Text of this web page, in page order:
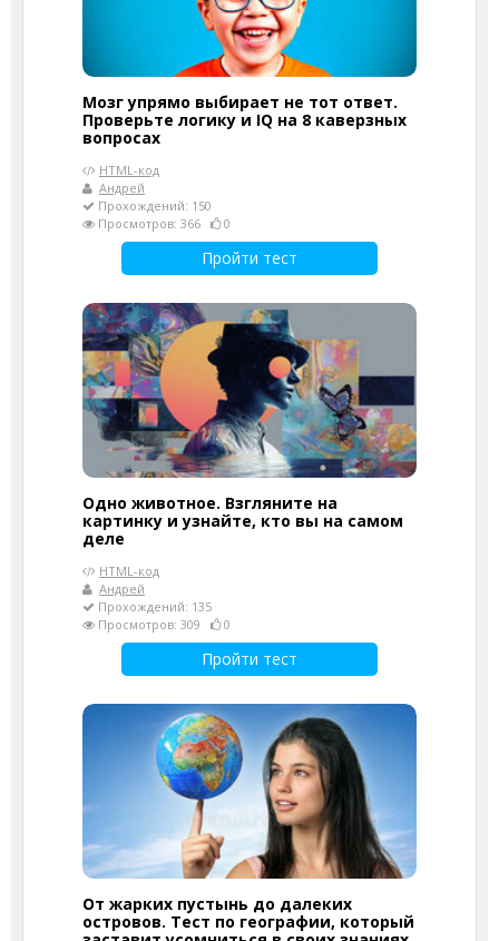
Мозг упрямо выбирает не тот ответ.
Проверьте логику и IQ на 8 каверзных
вопросах
HTML-код
Андрей
Прохождений: 150
Просмотров: 366
0
Пройти тест
Одно животное. Взгляните на
картинку и узнайте, кто вы на самом
деле
HTML-код
Андрей
Прохождений: 135
Просмотров: 309
0
Пройти тест
От жарких пустынь до далеких
островов. Тест по географии, который